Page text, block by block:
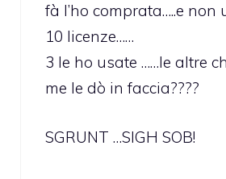
fà l’ho comprata…..e non
10 licenze……
3 le ho usate ……le altre
me le dò in faccia????
SGRUNT …SIGH SOB!